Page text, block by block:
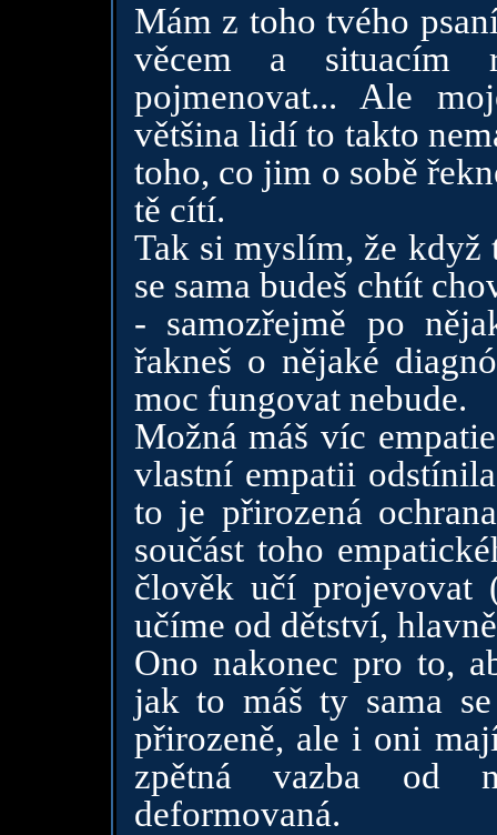
Mám z toho tvého
věcem a situacím
pojmenovat... Ale
většina lidí to takto
toho, co jim o sobě
tě cítí.
Tak si myslím, že když
se sama budeš chtít
- samozřejmě po
řakneš o nějaké
moc fungovat nebude.
Možná máš víc
vlastní empatii
to je přirozená
součást toho
člověk učí projevovat
učíme od dětství,
Ono nakonec pro to,
jak to máš ty sama
přirozeně, ale i oni
zpětná vazba od
deformovaná.